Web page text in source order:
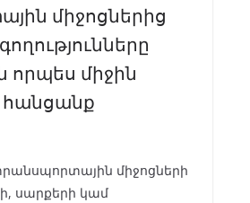
միջոցներից
որպես միջին
հանցանք
միջոցների
սարքերի կամ